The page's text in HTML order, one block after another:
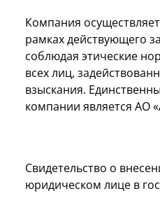
Компания
рамках действующего
соблюдая этические
всех лиц,
взыскания.
компании является АО
Свидетельство о
юридическом лице в